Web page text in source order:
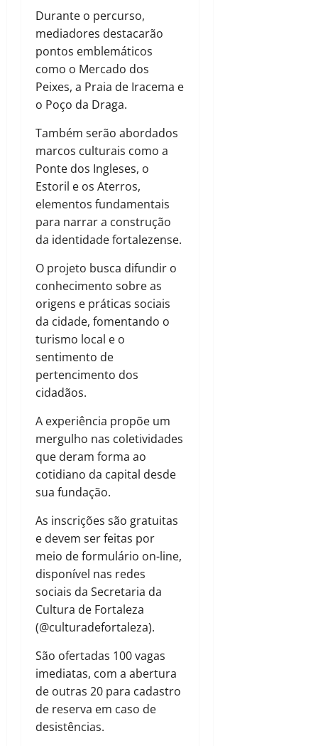
Durante o percurso,
mediadores destacarão
pontos emblemáticos
como o Mercado dos
Peixes, a Praia de Iracema e
o Poço da Draga.
Também serão abordados
marcos culturais como a
Ponte dos Ingleses, o
Estoril e os Aterros,
elementos fundamentais
para narrar a construção
da identidade fortalezense.
O projeto busca difundir o
conhecimento sobre as
origens e práticas sociais
da cidade, fomentando o
turismo local e o
sentimento de
pertencimento dos
cidadãos.
A experiência propõe um
mergulho nas coletividades
que deram forma ao
cotidiano da capital desde
sua fundação.
As inscrições são gratuitas
e devem ser feitas por
meio de formulário on-line,
disponível nas redes
sociais da Secretaria da
Cultura de Fortaleza
(@culturadefortaleza).
São ofertadas 100 vagas
imediatas, com a abertura
de outras 20 para cadastro
de reserva em caso de
desistências.